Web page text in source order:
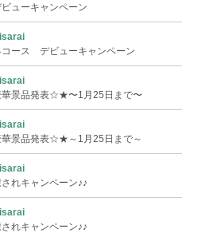
ューキャンペーン
コース デビューキャンペーン
景品発表☆★〜1月25日まで〜
景品発表☆★～1月25日まで～
れキャンペーン♪♪
れキャンペーン♪♪